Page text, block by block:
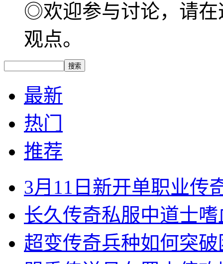
◎欢迎参与讨论，请在
观点。
最新
热门
推荐
3月11日新开单职业传
长久传奇私服中道士
超变传奇兵种如何突